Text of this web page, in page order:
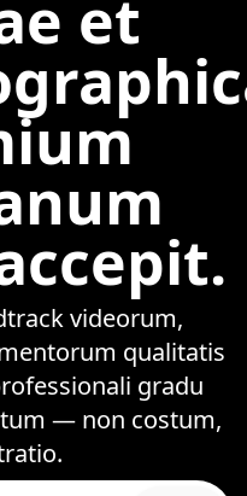
et
videorum,
qualitatis
gradu
— non costum,